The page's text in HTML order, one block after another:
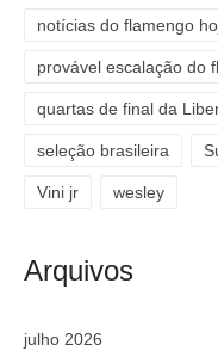
notícias do flamengo
provável escalação do
quartas de final da
seleção brasileira
Vini jr wesley
Arquivos
julho 2026